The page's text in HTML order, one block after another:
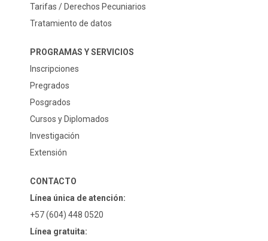
Tarifas / Derechos Pecuniarios
Tratamiento de datos
PROGRAMAS Y SERVICIOS
Inscripciones
Pregrados
Posgrados
Cursos y Diplomados
Investigación
Extensión
CONTACTO
Línea única de atención:
+57 (604) 448 0520
Línea gratuita: